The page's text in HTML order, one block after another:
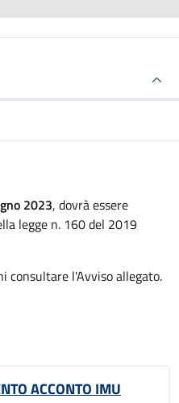
2023, dovrà essere
legge n. 160 del 2019
consultare l'Avviso allegato.
ACCONTO IMU